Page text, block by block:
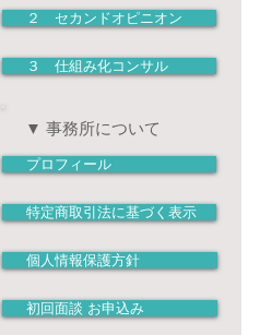
３ 仕組み化コンサル
２ セカンドオピニオン
プロフィール
初回面談 お申込み
特定商取引法に基づく表示
個人情報保護方針
▼ 事務所について